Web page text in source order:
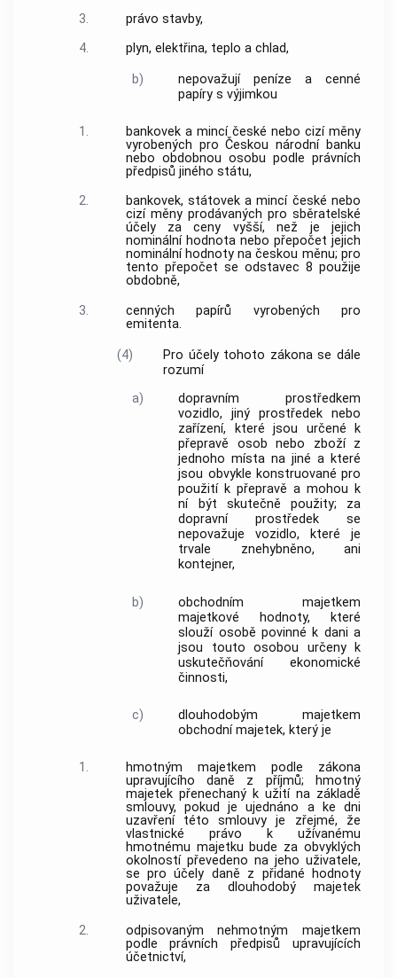
3.
právo stavby,
4.
plyn, elektřina, teplo a chlad,
b)
nepovažují peníze a cenné
papíry s výjimkou
1.
bankovek a mincí české nebo cizí měny
vyrobených pro Českou národní banku
nebo obdobnou osobu podle právních
předpisů jiného státu,
2.
bankovek, státovek a mincí české nebo
cizí měny prodávaných pro sběratelské
účely za ceny vyšší, než je jejich
nominální hodnota nebo přepočet jejich
nominální hodnoty na českou měnu; pro
tento přepočet se odstavec 8 použije
obdobně,
3.
cenných papírů vyrobených pro
emitenta.
(4)
Pro účely tohoto zákona se dále
rozumí
a)
dopravním prostředkem
vozidlo, jiný prostředek nebo
zařízení, které jsou určené k
přepravě osob nebo zboží z
jednoho místa na jiné a které
jsou obvykle konstruované pro
použití k přepravě a mohou k
ní být skutečně použity; za
dopravní prostředek se
nepovažuje vozidlo, které je
trvale znehybněno, ani
kontejner,
b)
obchodním majetkem
majetkové hodnoty, které
slouží osobě povinné k dani a
jsou touto osobou určeny k
uskutečňování ekonomické
činnosti,
c)
dlouhodobým majetkem
obchodní majetek, který je
1.
hmotným majetkem podle zákona
upravujícího daně z příjmů; hmotný
majetek přenechaný k užití na základě
smlouvy, pokud je ujednáno a ke dni
uzavření této smlouvy je zřejmé, že
vlastnické právo k užívanému
hmotnému majetku bude za obvyklých
okolností převedeno na jeho uživatele,
se pro účely daně z přidané hodnoty
považuje za dlouhodobý majetek
uživatele,
2.
odpisovaným nehmotným majetkem
podle právních předpisů upravujících
účetnictví,